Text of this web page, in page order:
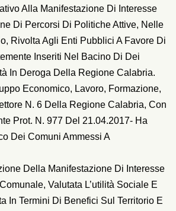
Alla Manifestazione Di Interesse
Di Percorsi Di Politiche Attive, Nelle
Rivolta Agli Enti Pubblici A Favore Di
Inseriti Nel Bacino Di Dei
In Deroga Della Regione Calabria.
Economico, Lavoro, Formazione,
N. 6 Della Regione Calabria, Con
Prot. N. 977 Del 21.04.2017- Ha
Dei Comuni Ammessi A
Della Manifestazione Di Interesse
Valutata L’utilità Sociale E
In Termini Di Benefici Sul Territorio E